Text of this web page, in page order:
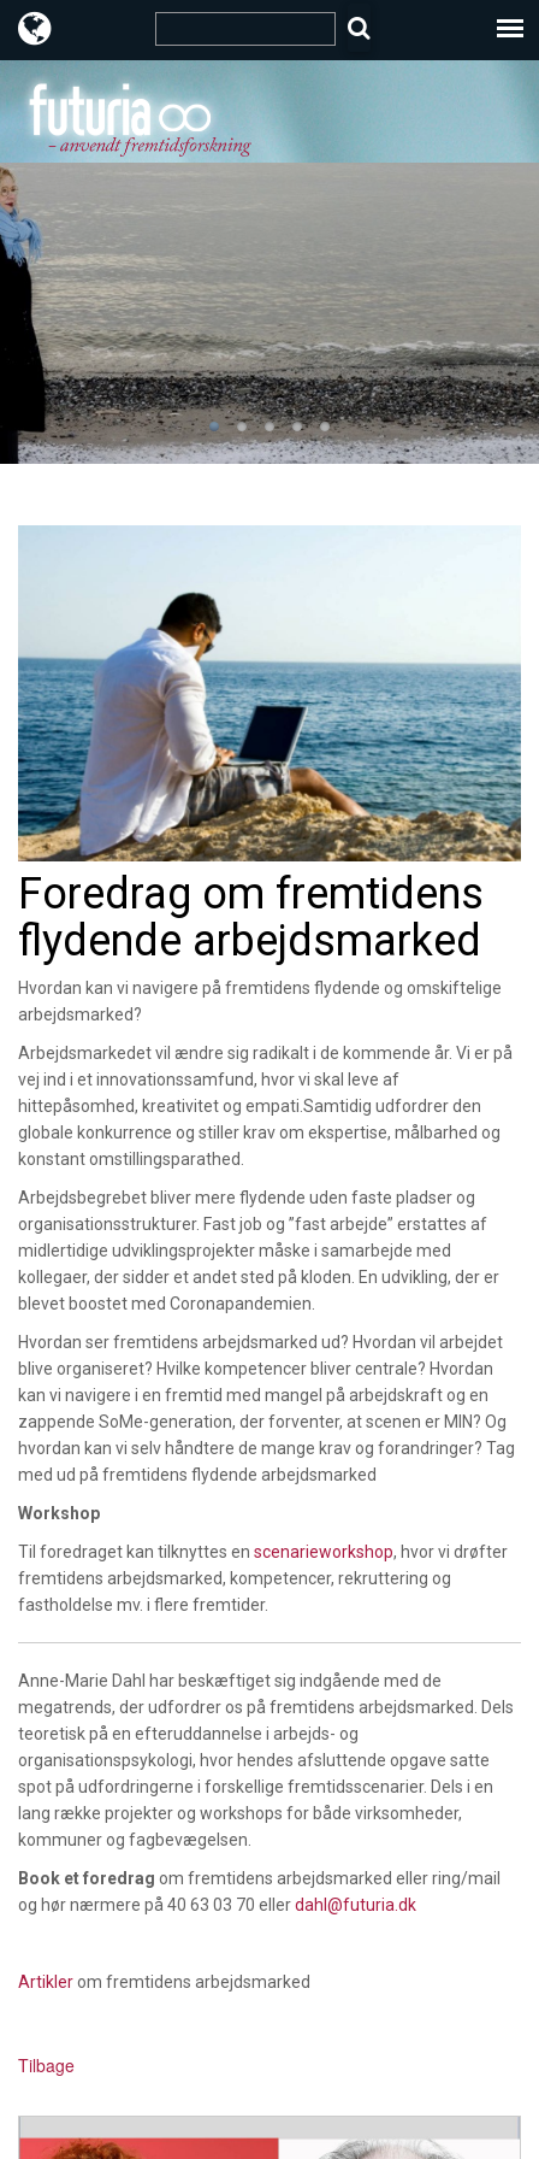
Foredrag om fremtidens
flydende arbejdsmarked
Hvordan kan vi navigere på fremtidens flydende og omskiftelige
arbejdsmarked?
Arbejdsmarkedet vil ændre sig radikalt i de kommende år. Vi er på
vej ind i et innovationssamfund, hvor vi skal leve af
hittepåsomhed, kreativitet og empati.Samtidig udfordrer den
globale konkurrence og stiller krav om ekspertise, målbarhed og
konstant omstillingsparathed.
Arbejdsbegrebet bliver mere flydende uden faste pladser og
organisationsstrukturer. Fast job og ”fast arbejde” erstattes af
midlertidige udviklingsprojekter måske i samarbejde med
kollegaer, der sidder et andet sted på kloden. En udvikling, der er
blevet boostet med Coronapandemien.
Hvordan ser fremtidens arbejdsmarked ud? Hvordan vil arbejdet
blive organiseret? Hvilke kompetencer bliver centrale? Hvordan
kan vi navigere i en fremtid med mangel på arbejdskraft og en
zappende SoMe-generation, der forventer, at scenen er MIN? Og
hvordan kan vi selv håndtere de mange krav og forandringer? Tag
med ud på fremtidens flydende arbejdsmarked
Workshop
Til foredraget kan tilknyttes en scenarieworkshop, hvor vi drøfter
fremtidens arbejdsmarked, kompetencer, rekruttering og
fastholdelse mv. i flere fremtider.
Anne-Marie Dahl har beskæftiget sig indgående med de
megatrends, der udfordrer os på fremtidens arbejdsmarked. Dels
teoretisk på en efteruddannelse i arbejds- og
organisationspsykologi, hvor hendes afsluttende opgave satte
spot på udfordringerne i forskellige fremtidsscenarier. Dels i en
lang række projekter og workshops for både virksomheder,
kommuner og fagbevægelsen.
Book et foredrag om fremtidens arbejdsmarked eller ring/mail
og hør nærmere på 40 63 03 70 ellerdahl@futuria.dk
Artiklerom fremtidens arbejdsmarked
Tilbage